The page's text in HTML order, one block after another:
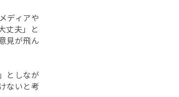
ディアや
丈夫」と
見が飛ん
としなが
ないと考